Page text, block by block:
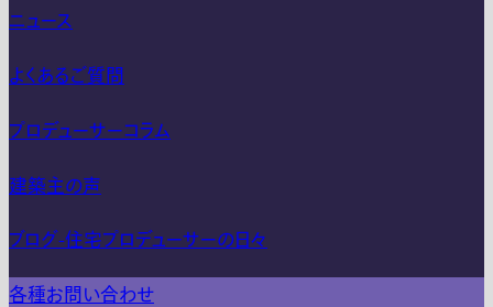
ニュース
よくあるご質問
プロデューサーコラム
建築主の声
ブログ-住宅プロデューサーの日々
各種お問い合わせ